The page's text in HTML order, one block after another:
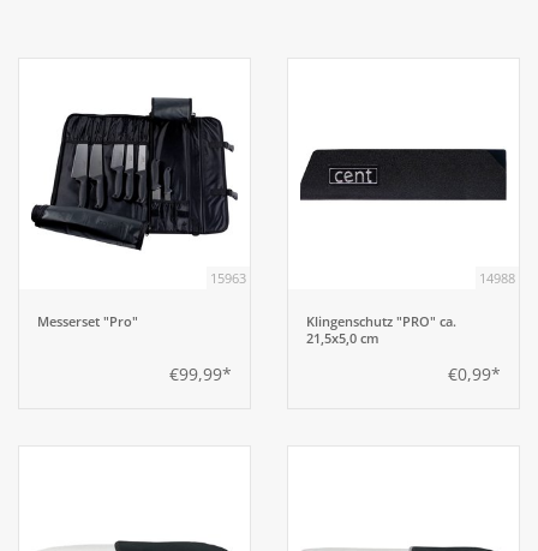
Bar
Tafeln
Einrichtung
Berufsbekleidung
Küche
15963
Messerset "Pro"
€99,99*
14988
Klingenschutz "PRO" ca.
21,5x5,0 cm
€0,99*